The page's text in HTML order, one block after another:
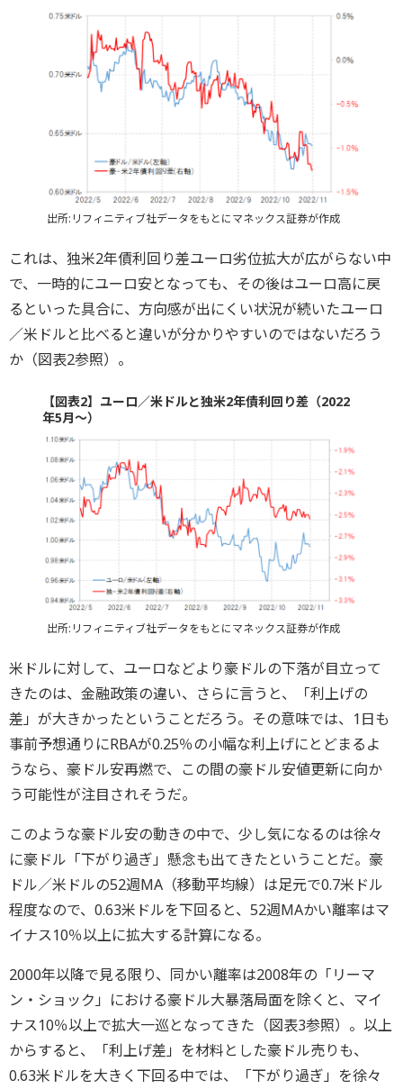
出所:リフィニティブ社データをもとにマネックス証券が作成
これは、独米2年債利回り差ユーロ劣位拡大が広がらない中
で、一時的にユーロ安となっても、その後はユーロ高に戻
るといった具合に、方向感が出にくい状況が続いたユーロ
／米ドルと比べると違いが分かりやすいのではないだろう
か（図表2参照）。
【図表2】ユーロ／米ドルと独米2年債利回り差（2022
年5月～）
出所:リフィニティブ社データをもとにマネックス証券が作成
米ドルに対して、ユーロなどより豪ドルの下落が目立って
きたのは、金融政策の違い、さらに言うと、「利上げの
差」が大きかったということだろう。その意味では、1日も
事前予想通りにRBAが0.25％の小幅な利上げにとどまるよ
うなら、豪ドル安再燃で、この間の豪ドル安値更新に向か
う可能性が注目されそうだ。
このような豪ドル安の動きの中で、少し気になるのは徐々
に豪ドル「下がり過ぎ」懸念も出てきたということだ。豪
ドル／米ドルの52週MA（移動平均線）は足元で0.7米ドル
程度なので、0.63米ドルを下回ると、52週MAかい離率はマ
イナス10％以上に拡大する計算になる。
2000年以降で見る限り、同かい離率は2008年の「リーマ
ン・ショック」における豪ドル大暴落局面を除くと、マイ
ナス10％以上で拡大一巡となってきた（図表3参照）。以上
からすると、「利上げ差」を材料とした豪ドル売りも、
0.63米ドルを大きく下回る中では、「下がり過ぎ」を徐々